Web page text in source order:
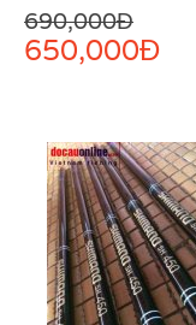
690,000Đ
650,000Đ